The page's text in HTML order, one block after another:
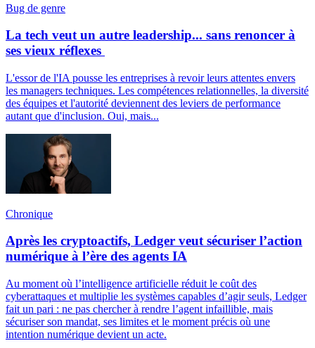
Bug de genre
La tech veut un autre leadership... sans renoncer à
ses vieux réflexes
L'essor de l'IA pousse les entreprises à revoir leurs attentes envers
les managers techniques. Les compétences relationnelles, la diversité
des équipes et l'autorité deviennent des leviers de performance
autant que d'inclusion. Oui, mais...
Chronique
Après les cryptoactifs, Ledger veut sécuriser l’action
numérique à l’ère des agents IA
Au moment où l’intelligence artificielle réduit le coût des
cyberattaques et multiplie les systèmes capables d’agir seuls, Ledger
fait un pari : ne pas chercher à rendre l’agent infaillible, mais
sécuriser son mandat, ses limites et le moment précis où une
intention numérique devient un acte.